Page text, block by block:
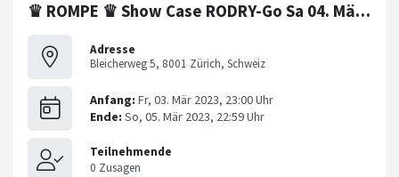
♛ ROMPE ♛ Show Case RODRY-Go Sa 04. März 2023 AURA Club
Adresse
Bleicherweg 5, 8001 Zürich, Schweiz